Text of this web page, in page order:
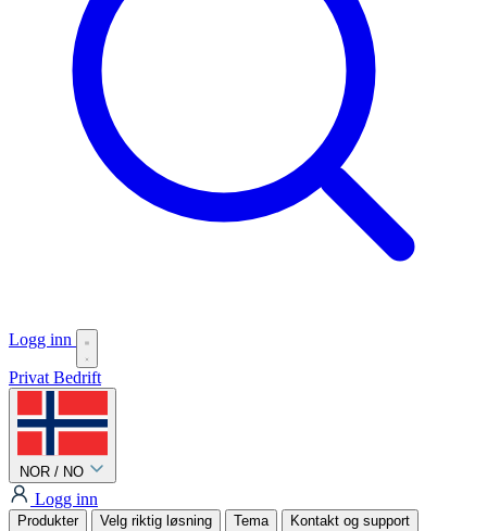
Logg inn
Privat Bedrift
NOR / NO
Logg inn
Produkter Velg riktig løsning Tema Kontakt og support